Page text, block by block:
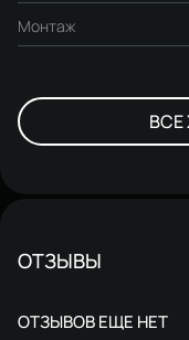
Монтаж
ВСЕ
ОТЗЫВЫ
ОТЗЫВОВ ЕЩЕ НЕТ